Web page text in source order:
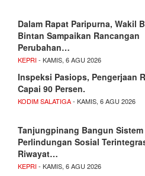
Dalam Rapat Paripurna, Wakil
Bintan Sampaikan Rancangan
Perubahan…
KEPRI- KAMIS, 6 AGU 2026
Inspeksi Pasiops, Pengerjaan
Capai 90 Persen.
KODIM SALATIGA- KAMIS, 6 AGU 2026
Tanjungpinang Bangun Sistem
Perlindungan Sosial
Riwayat…
KEPRI- KAMIS, 6 AGU 2026